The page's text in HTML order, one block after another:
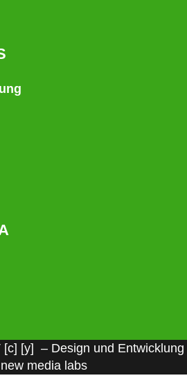
[c] [y] – Design und Entwicklung
media labs